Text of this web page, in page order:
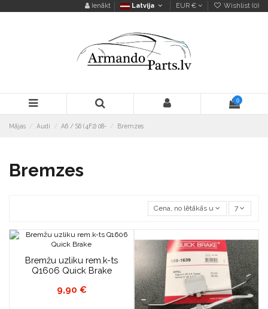
Ienākt Latvija EUR € Wishlist (0)
0
Mājas Audi A6 / S6 (4F2) 08- Bremzes
Bremzes
Cena, no lētākās uz dārgāko
7
Bremžu uzliku rem.k-ts
Q1606 Quick Brake
9,90 €